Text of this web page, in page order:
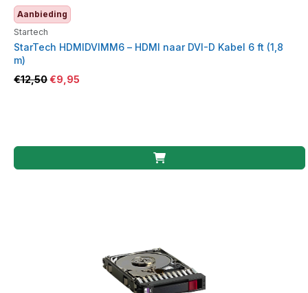
Aanbieding
Startech
StarTech HDMIDVIMM6 – HDMI naar DVI-D Kabel 6 ft (1,8
m)
€12,50€9,95